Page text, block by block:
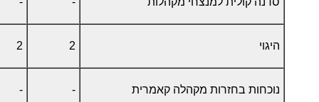
היגוי 2
2
נוכחות בחזרות מקהלה קאמרית -
-